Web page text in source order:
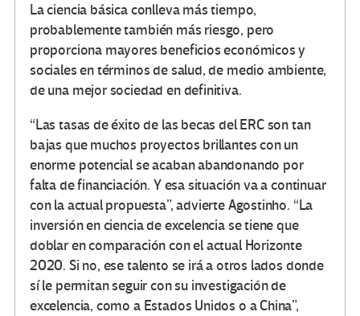
La ciencia básica conlleva más tiempo,
probablemente también más riesgo, pero
proporciona mayores beneficios económicos y
sociales en términos de salud, de medio ambiente,
de una mejor sociedad en definitiva.
“Las tasas de éxito de las becas del ERC son tan
bajas que muchos proyectos brillantes con un
enorme potencial se acaban abandonando por
falta de financiación. Y esa situación va a continuar
con la actual propuesta”, advierte Agostinho. “La
inversión en ciencia de excelencia se tiene que
doblar en comparación con el actual Horizonte
2020. Si no, ese talento se irá a otros lados donde
sí le permitan seguir con su investigación de
excelencia, como a Estados Unidos o a China”,